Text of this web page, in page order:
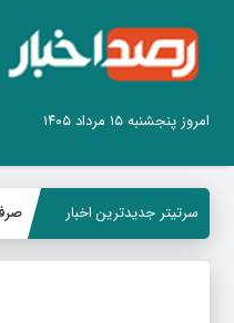
امروز پنجشنبه ۱۵ مرداد ۱۴۰۵
سرتیتر جدیدترین اخبار صرفه جویی ۲ هزار